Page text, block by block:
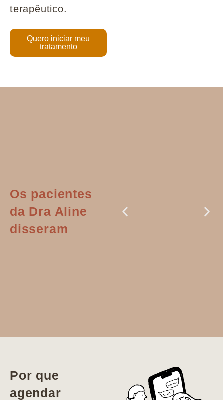
terapêutico.
Quero iniciar meu
tratamento
Os pacientes
da Dra Aline
disseram
vida. Ela me
encontrou num
estado misto de
Por que
agendar